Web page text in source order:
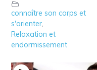
connaître son corps et
s'orienter,
Relaxation et
endormissement